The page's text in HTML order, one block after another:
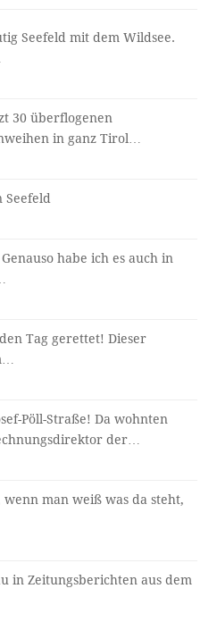
Seefeld mit dem Wildsee.
30 überflogenen
in ganz Tirol…
Seefeld
Genauso habe ich es auch in
Tag gerettet! Dieser
Pöll-Straße! Da wohnten
der…
wenn man weiß was da steht,
in Zeitungsberichten aus dem